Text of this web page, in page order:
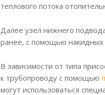
теплового потока
Далее узел нижнего
ранее, с помощью накидных
В зависимости от типа
к трубопроводу с помощью
могут использоваться